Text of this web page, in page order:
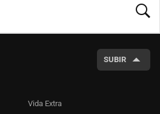
SUBIR
Vida Extra